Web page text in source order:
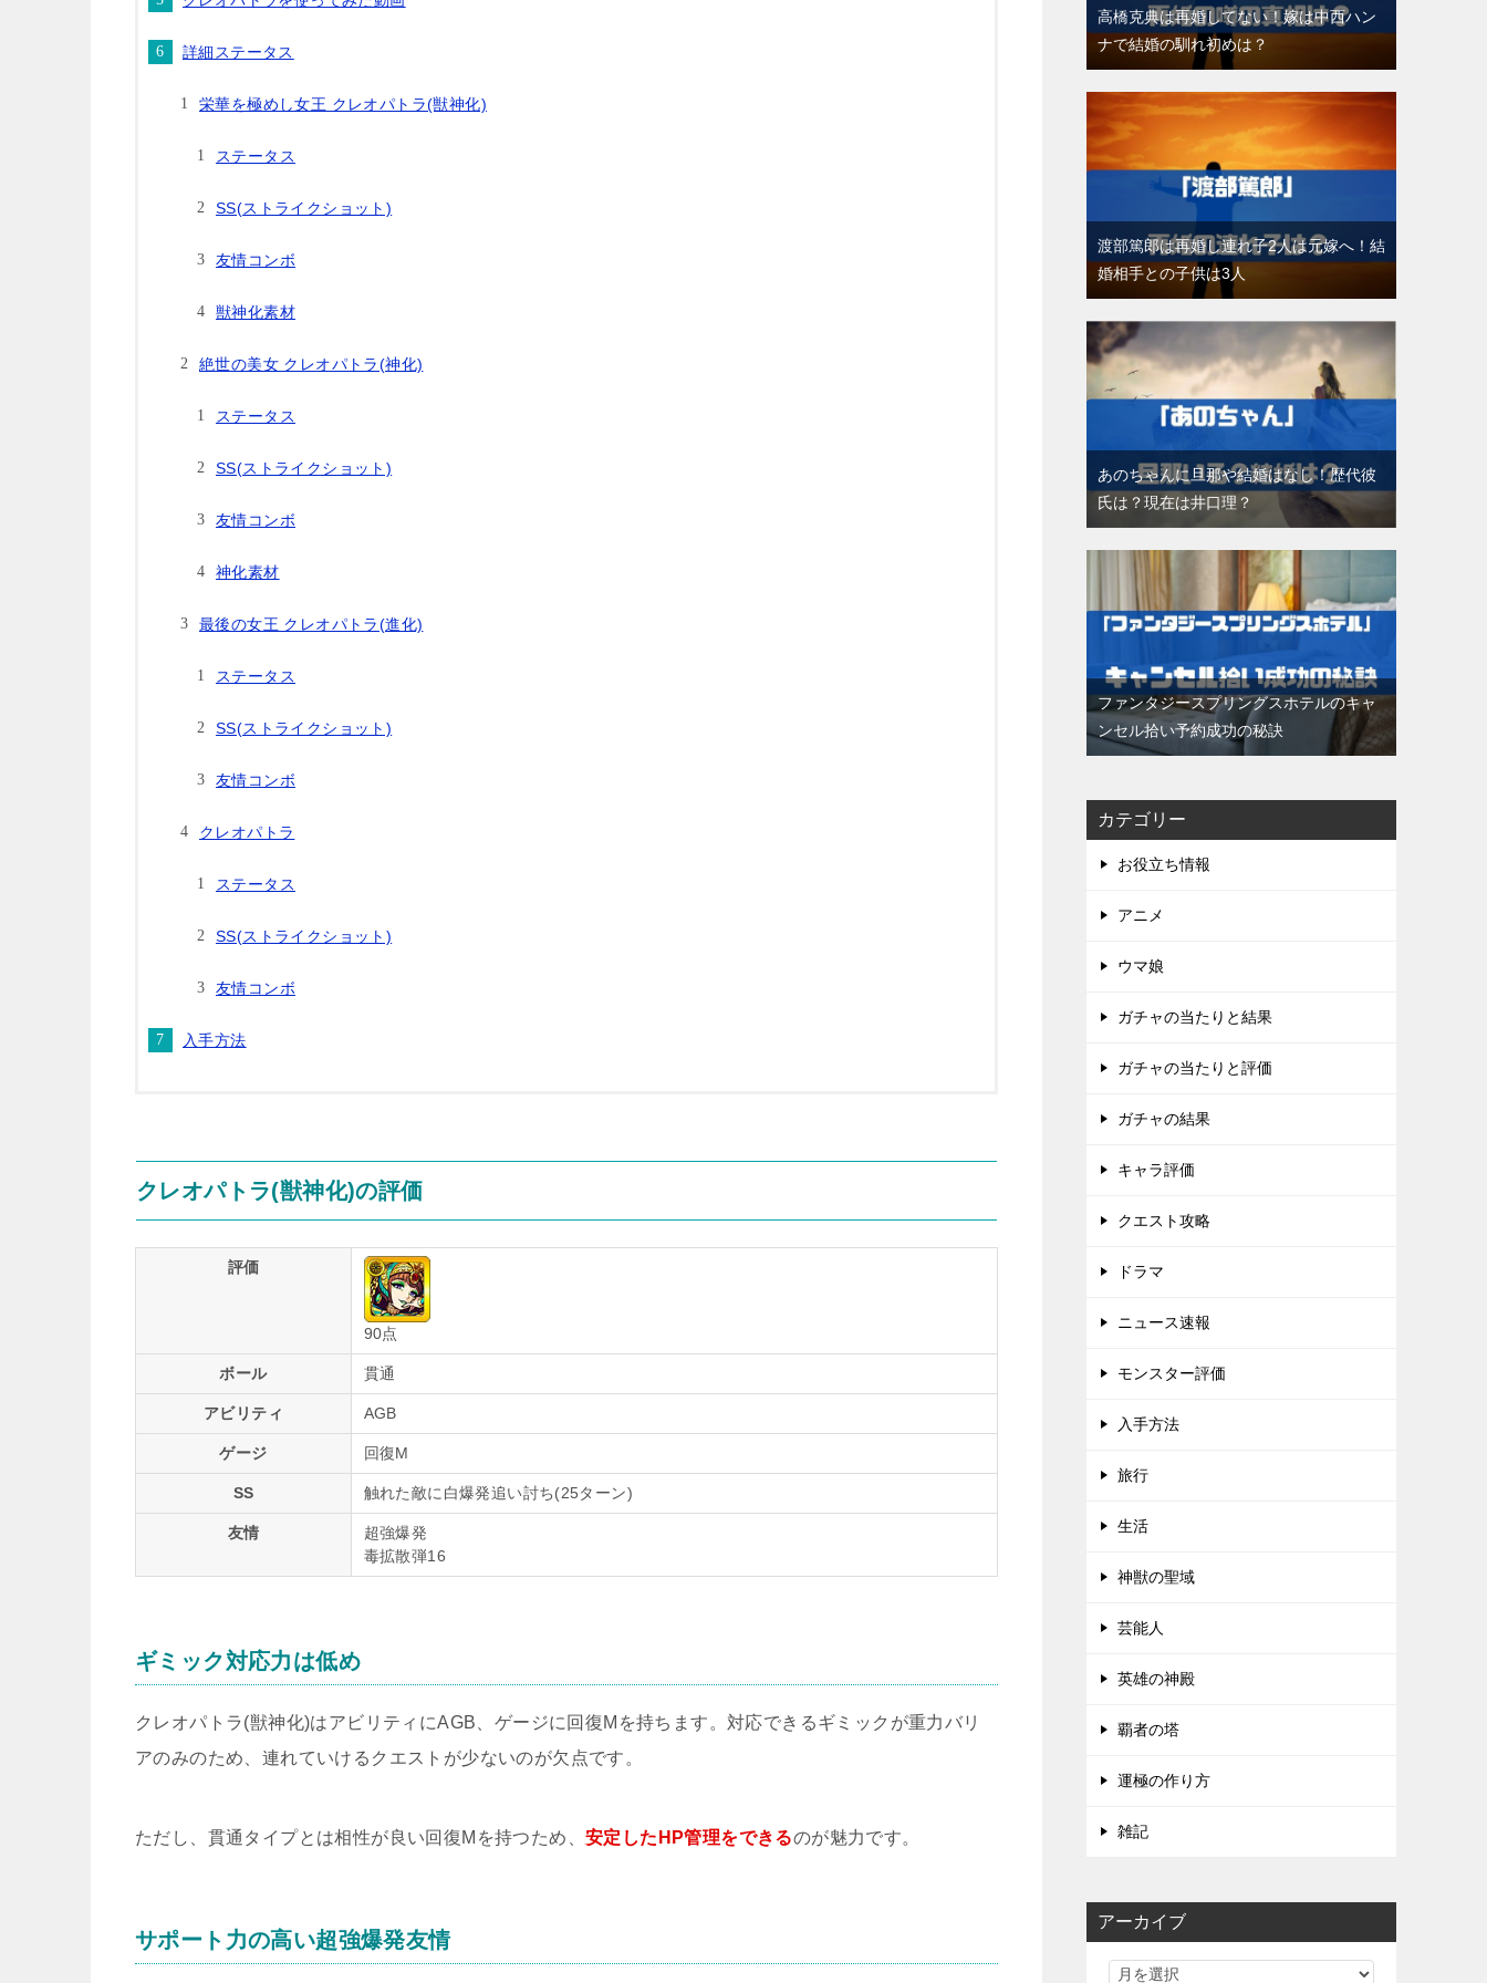
詳細ステータス
栄華を極めし女王 クレオパトラ(獣神化)
ステータス
SS(ストライクショット)
友情コンボ
獣神化素材
絶世の美女 クレオパトラ(神化)
ステータス
SS(ストライクショット)
友情コンボ
神化素材
最後の女王 クレオパトラ(進化)
ステータス
SS(ストライクショット)
友情コンボ
クレオパトラ
ステータス
SS(ストライクショット)
友情コンボ
入手方法
クレオパトラ(獣神化)の評価
評価
90点
ボール 貫通
アビリティ AGB
ゲージ 回復M
SS 触れた敵に白爆発追い討ち(25ターン)
友情
超強爆発
毒拡散弾16
ギミック対応力は低め
クレオパトラ(獣神化)はアビリティにAGB、ゲージに回復Mを持ちます。対応できるギミックが重力バリ
アのみのため、連れていけるクエストが少ないのが欠点です。
ただし、貫通タイプとは相性が良い回復Mを持つため、 安定したHP管理をできるのが魅力です。
サポート力の高い超強爆発友情
高橋克典は再婚してない！嫁は中西ハン
ナで結婚の馴れ初めは？
渡部篤郎は再婚し連れ子2人は元嫁へ！結
婚相手との子供は3人
あのちゃんに旦那や結婚はなし！歴代彼
氏は？現在は井口理？
ファンタジースプリングスホテルのキャ
ンセル拾い予約成功の秘訣
カテゴリー
お役立ち情報
アニメ
ウマ娘
ガチャの当たりと結果
ガチャの当たりと評価
ガチャの結果
キャラ評価
クエスト攻略
ドラマ
ニュース速報
モンスター評価
入手方法
旅行
生活
神獣の聖域
芸能人
英雄の神殿
覇者の塔
運極の作り方
雑記
アーカイブ